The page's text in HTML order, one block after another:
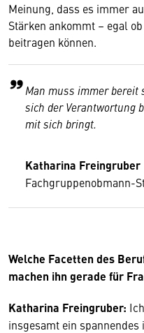
Meinung, dass es immer
Stärken ankommt – egal
beitragen können.
Man muss immer bereit
sich der Verantwortung
mit sich bringt.
Katharina Freingruber
Fachgruppenobmann-
Welche Facetten des
machen ihn gerade für
Katharina Freingruber:
insgesamt ein